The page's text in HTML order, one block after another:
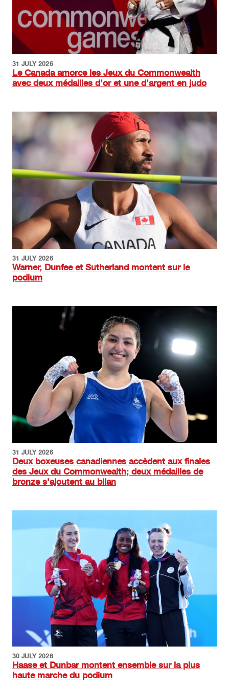
31 JULY 2026
Le Canada amorce les Jeux du Commonwealth
avec deux médailles d’or et une d’argent en judo
31 JULY 2026
Warner, Dunfee et Sutherland montent sur le
podium
31 JULY 2026
Deux boxeuses canadiennes accèdent aux finales
des Jeux du Commonwealth; deux médailles de
bronze s’ajoutent au bilan
30 JULY 2026
Haase et Dunbar montent ensemble sur la plus
haute marche du podium